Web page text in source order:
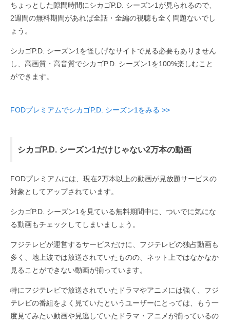
ちょっとした隙間時間にシカゴP.D. シーズン1が見られるので、
2週間の無料期間があれば全話・全編の視聴も全く問題ないでし
ょう。
シカゴP.D. シーズン1を怪しげなサイトで見る必要もありません
し、高画質・高音質でシカゴP.D. シーズン1を100%楽しむこと
ができます。
FODプレミアムでシカゴP.D. シーズン1をみる >>
シカゴP.D. シーズン1だけじゃない2万本の動画
FODプレミアムには、現在2万本以上の動画が見放題サービスの
対象としてアップされています。
シカゴP.D. シーズン1を見ている無料期間中に、ついでに気にな
る動画もチェックしてしまいましょう。
フジテレビが運営するサービスだけに、フジテレビの独占動画も
多く、地上波では放送されていたものの、ネット上ではなかなか
見ることができない動画が揃っています。
特にフジテレビで放送されていたドラマやアニメには強く、フジ
テレビの番組をよく見ていたというユーザーにとっては、もう一
度見てみたい動画や見逃していたドラマ・アニメが揃っているの